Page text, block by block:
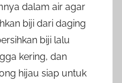
dalam air agar
biji dari daging
biji lalu
kering, dan
hijau siap untuk